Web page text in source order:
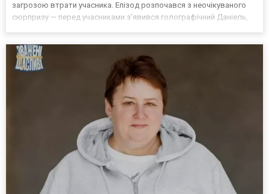
загрозою втрати учасника. Епізод розпочався з неочікуваного
сюрпризу — перед учасниками з’явився голографічний Даніель,